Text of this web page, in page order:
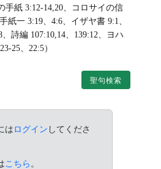
手紙 3:12-14,20、コロサイの信
紙一 3:19、4:6、イザヤ書 9:1、
詩編 107:10,14、139:12、ヨハ
25、22:5）
聖句検索
はログイン してくださ
こちら 。